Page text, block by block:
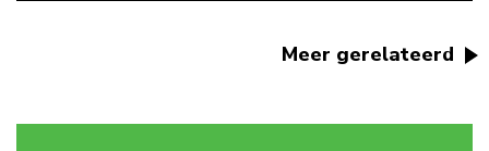
Meer gerelateerd